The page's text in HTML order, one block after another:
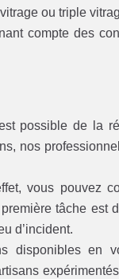
ou triple
compte des
possible de la
nos
vous pouvez
tâche est
d’incident.
disponibles en